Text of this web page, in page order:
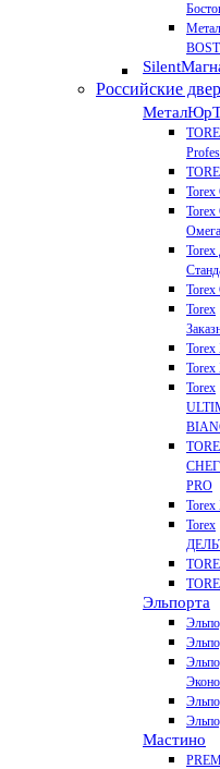
Silent
Российские
МеталЮр
Torex
Torex
Омега
Torex
Torex
Torex
Torex
PRO
Torex
Torex
Эльпорта
Мастино